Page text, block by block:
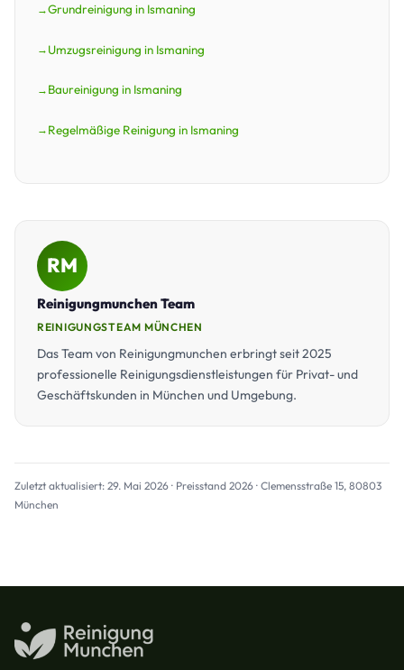
Grundreinigung in Ismaning
Umzugsreinigung in Ismaning
Baureinigung in Ismaning
Regelmäßige Reinigung in Ismaning
RM
Reinigungmunchen Team
REINIGUNGSTEAM MÜNCHEN
Das Team von Reinigungmunchen erbringt seit 2025
professionelle Reinigungsdienstleistungen für Privat- und
Geschäftskunden in München und Umgebung.
Zuletzt aktualisiert: 29. Mai 2026 · Preisstand 2026 · Clemensstraße 15, 80803
München